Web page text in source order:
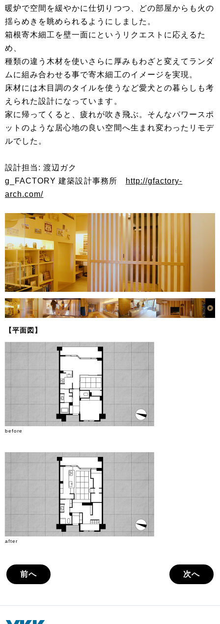
暖炉で空間を緩やかに仕切りつつ、どの部屋からも火の
揺らめきを眺められるようにしました。
箱根寄木細工を壁一面にというリクエストに応えるた
め、
種類の違う木材を使いさらに厚みもわざと変えてランダ
ムに組み合わせる事で寄木細工のイメージを実現。
床材には木目調のタイルを使うなど愛犬との暮らしも考
えられた設計になっています。
家に帰ってくると、疲れが吹き飛ぶ。そんなパワースポ
ットのような居心地の良い空間へ生まれ変わったリモデ
ルでした。
設計担当: 渡辺ガク
g_FACTORY 建築設計事務所
http://gfactory-
arch.com/
【平面図】
before
after
前へ 次へ